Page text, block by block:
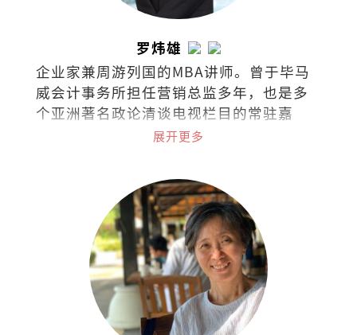
罗炜雄
企业家兼周游列国的MBA讲师。曾于毕马
威会计事务所担任营销总监多年，也是多
个亚洲著名政论清谈电视栏目的常驻嘉
宾，常探讨经济、商业、政治热门课题与
展开更多